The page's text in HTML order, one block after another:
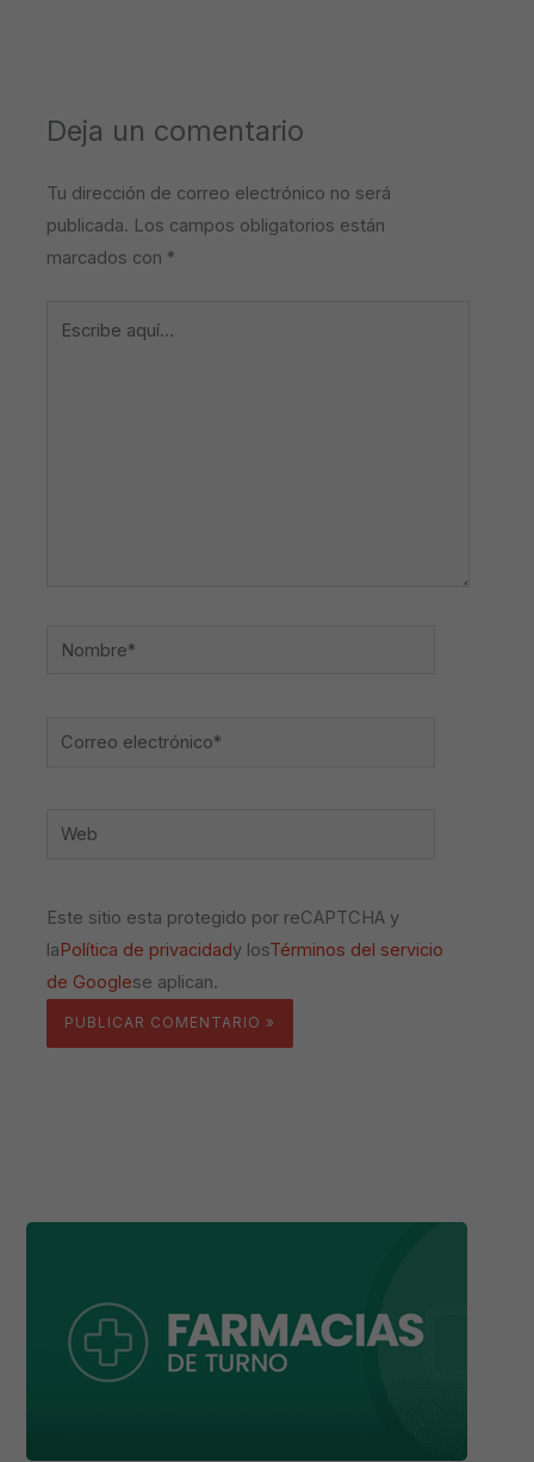
Deja un comentario
Tu dirección de correo electrónico no será
publicada. Los campos obligatorios están
marcados con *
Nombre*
Correo
Web
Este sitio esta protegido por reCAPTCHA y
laPolítica de privacidady losTérminos del servicio
de Googlese aplican.